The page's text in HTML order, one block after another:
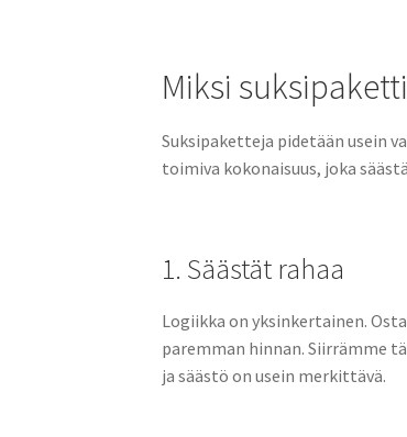
Miksi
Suksipaketteja pidetään usein
toimiva kokonaisuus, joka
1. Säästät rahaa
Logiikka on yksinkertainen.
paremman hinnan. Siirrämme
ja säästö on usein merkittävä.